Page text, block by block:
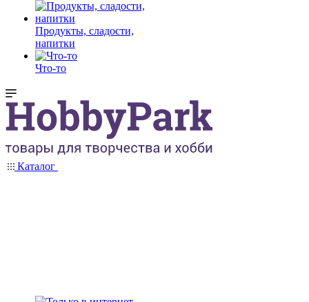
Продукты, сладости,
напитки
Что-то
Каталог